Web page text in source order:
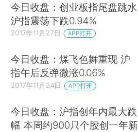
今日收盘：创业板指尾盘跳水
沪指震荡下跌0.94%
2017年11月27日 APP打开
今日收盘：煤飞色舞重现 沪
指午后反弹微涨0.06%
2017年11月24日 APP打开
今日收盘：沪指创年内最大跌
幅 本周约900只个股创一年新